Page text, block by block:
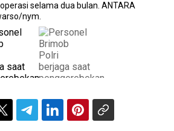
selama dua bulan. ANTARA
nym.